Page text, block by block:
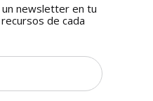
newsletter en tu
de cada